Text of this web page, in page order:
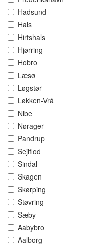
Hadsund
Hals
Hirtshals
Hjørring
Hobro
Læsø
Løgstør
Løkken-Vrå
Nibe
Nørager
Pandrup
Sejlflod
Sindal
Skagen
Skørping
Støvring
Sæby
Aabybro
Aalborg